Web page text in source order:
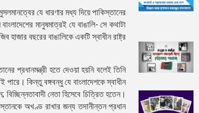
যে ধারণার মধ্য দিয়ে পাকিস্তানের
মানুষমাত্রই যে বাঙালি- সে কথাটা
বছরের বাঙালিকে একটি স্বাধীন রাষ্ট্র
প্রধানমন্ত্রী হতে দেওয়া হয়নি বলেই তিনি
কিন্তু বঙ্গবন্ধু যে বাংলাদেশকে স্বাধীন
নেতা হিসেবে চিত্রিত হতেন।
অখণ্ড রাখার জন্য তদানীন্তন প্রধান